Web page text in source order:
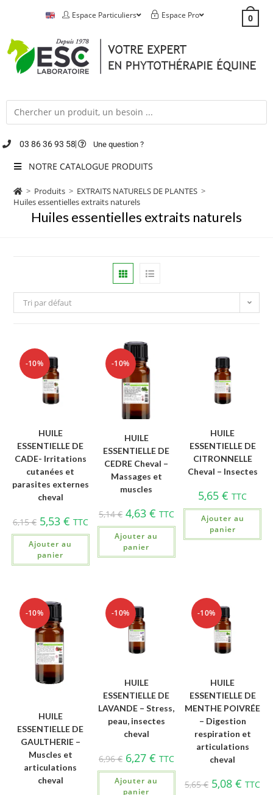
Espace Particuliers Espace Pro 0
03 86 36 93 58 Une question ?
NOTRE CATALOGUE PRODUITS
> Produits > EXTRAITS NATURELS DE PLANTES >
Huiles essentielles extraits naturels
Huiles essentielles extraits naturels
Tri par défaut
-10%
HUILE
ESSENTIELLE DE
CADE- Irritations
cutanées et
parasites externes
cheval
6,15€ 5,53 € TTC
Ajouter au
panier
-10%
HUILE
ESSENTIELLE DE
CEDRE Cheval –
Massages et
muscles
5,14€ 4,63 € TTC
Ajouter au
panier
HUILE
ESSENTIELLE DE
CITRONNELLE
Cheval – Insectes
5,65€ TTC
Ajouter au
panier
-10%
HUILE
ESSENTIELLE DE
GAULTHERIE –
Muscles et
articulations
cheval
-10%
HUILE
ESSENTIELLE DE
LAVANDE – Stress,
peau, insectes
cheval
6,96€ 6,27 € TTC
Ajouter au
panier
-10%
HUILE
ESSENTIELLE DE
MENTHE POIVRÉE
– Digestion
respiration et
articulations
cheval
5,65€ 5,08€ TTC